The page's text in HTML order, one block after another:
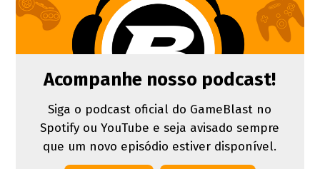
Acompanhe nosso podcast!
Siga o podcast oficial do GameBlast no
Spotify ou YouTube e seja avisado sempre
que um novo episódio estiver disponível.